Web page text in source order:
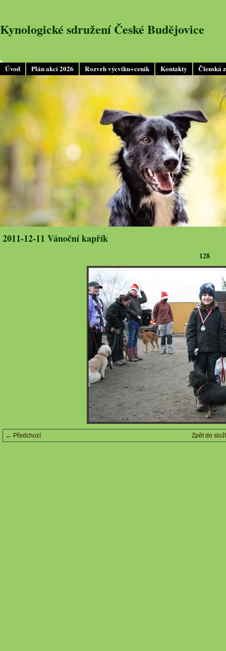
Úvod Plán akcí 2026 Rozvrh výcviku+ceník Kontakty Členská
Kynologické sdružení České Budějovice
2011-12-11 Vánoční kapřík
128
← Předchozí Zpět do